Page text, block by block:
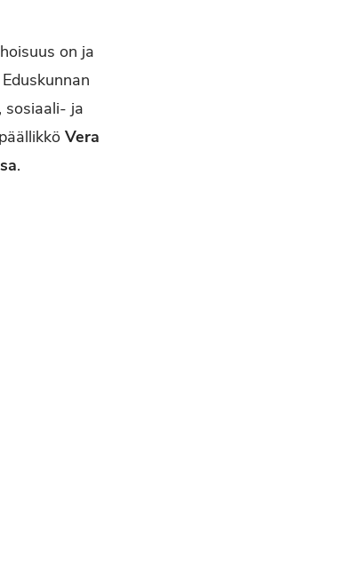
on ja
, sosiaali- ja
Vera
.